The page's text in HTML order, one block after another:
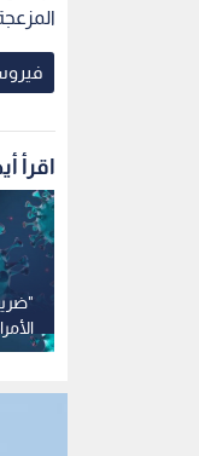
اقرأ